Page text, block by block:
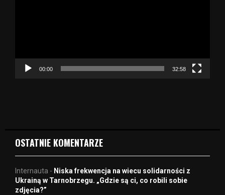
c
00:00 32:58
OSTATNIE KOMENTARZE
Internauta - Niska frekwencja na wiecu solidarności z
Ukrainą w Tarnobrzegu. „Gdzie są ci, co robili sobie
zdjęcia?”